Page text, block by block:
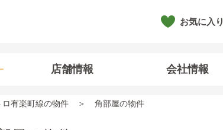
お気に入り
店舗情報 会社情報
ロ有楽町線の物件 角部屋の物件